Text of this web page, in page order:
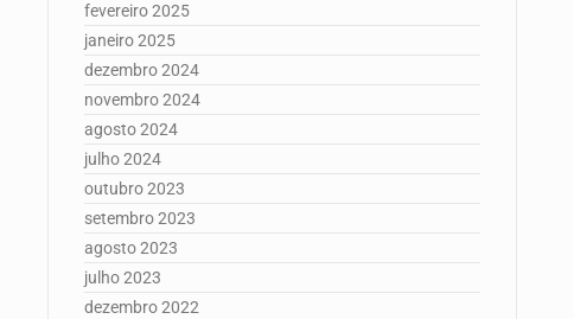
fevereiro 2025
janeiro 2025
dezembro 2024
novembro 2024
agosto 2024
julho 2024
outubro 2023
setembro 2023
agosto 2023
julho 2023
dezembro 2022